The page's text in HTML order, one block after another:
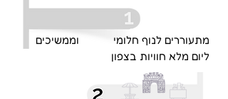
מתעוררים לנוף חלומי וממשיכים
ליום מלא חוויות בצפון